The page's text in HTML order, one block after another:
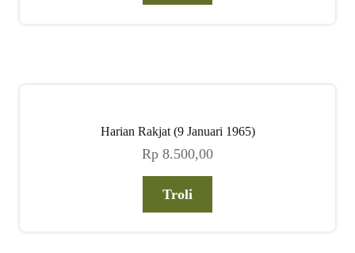
Harian Rakjat (9 Januari 1965)
Rp 8.500,00
Troli